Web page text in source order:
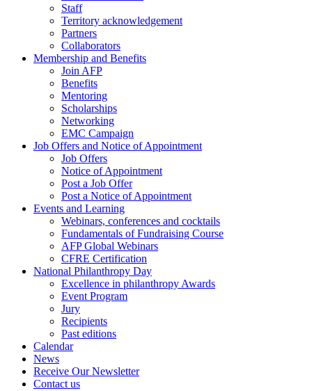
Staff
Territory acknowledgement
Partners
Collaborators
Membership and Benefits
Join AFP
Benefits
Mentoring
Scholarships
Networking
EMC Campaign
Job Offers and Notice of Appointment
Job Offers
Notice of Appointment
Post a Job Offer
Post a Notice of Appointment
Events and Learning
Webinars, conferences and cocktails
Fundamentals of Fundraising Course
AFP Global Webinars
CFRE Certification
National Philanthropy Day
Excellence in philanthropy Awards
Event Program
Jury
Recipients
Past editions
Calendar
News
Receive Our Newsletter
Contact us